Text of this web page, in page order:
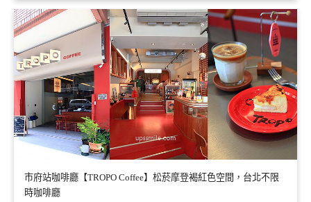
市府站咖啡廳【TROPO Coffee】松菸摩登褐紅色空間，台北不限
時咖啡廳